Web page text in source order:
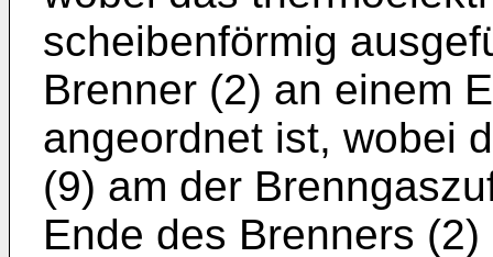
scheibenförmig
Brenner (2) an einem
angeordnet ist, wobei
(9) am der
Ende des Brenners